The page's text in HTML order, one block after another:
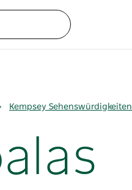
Kempsey Sehenswürdigkeiten